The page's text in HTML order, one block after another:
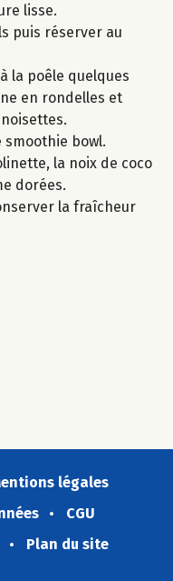
lisse.
puis réserver au
la poêle quelques
en rondelles et
bowl.
la noix de coco
dorées.
la fraîcheur
légales
CGU
Plan du site